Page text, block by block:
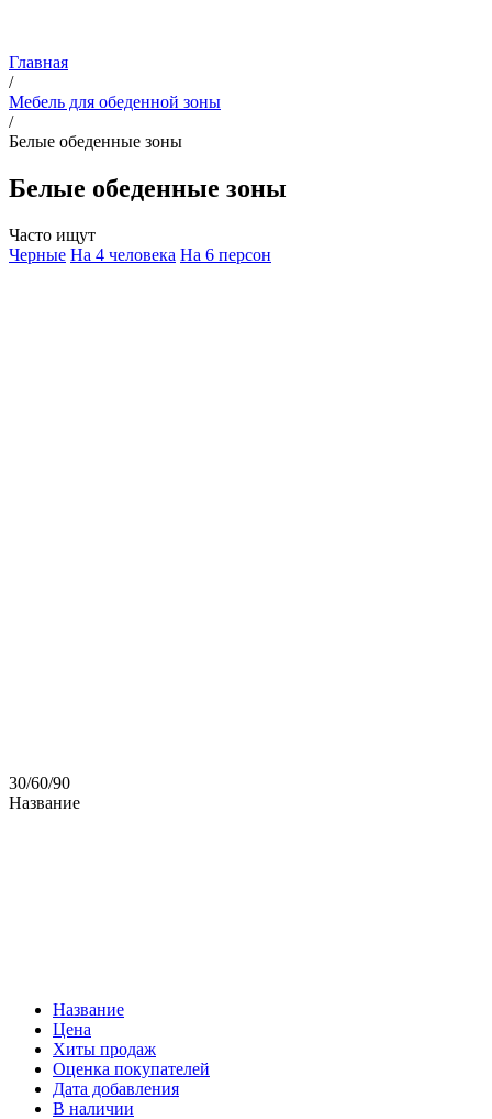
Главная
/
Мебель для обеденной зоны
/
Белые обеденные зоны
Белые обеденные зоны
Часто ищут
Черные На 4 человека На 6 персон
30/60/90
Название
Название
Цена
Хиты продаж
Оценка покупателей
Дата добавления
В наличии